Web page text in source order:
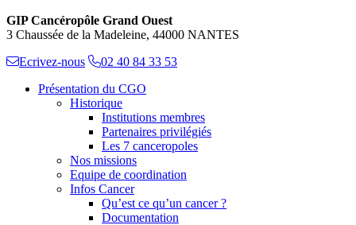
GIP Cancéropôle Grand Ouest
3 Chaussée de la Madeleine, 44000 NANTES
Ecrivez-nous
02 40 84 33 53
Présentation du CGO
Historique
Institutions membres
Partenaires privilégiés
Les 7 canceropoles
Nos missions
Equipe de coordination
Infos Cancer
Qu’est ce qu’un cancer ?
Documentation